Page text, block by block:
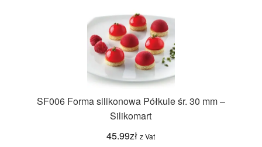
SF006 Forma silikonowa Półkule śr. 30 mm –
Silikomart
45.99zł z Vat